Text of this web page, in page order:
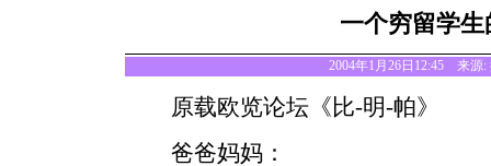
一个穷留学生
2004年1月26日12:45 来源:
原载欧览论坛《比-明-帕》
爸爸妈妈：